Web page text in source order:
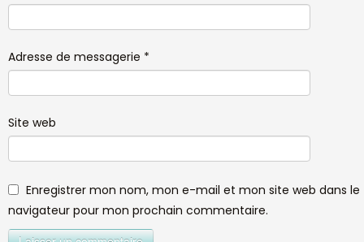
Adresse de messagerie *
Site web
Enregistrer mon nom, mon e-mail et mon site web dans le
navigateur pour mon prochain commentaire.